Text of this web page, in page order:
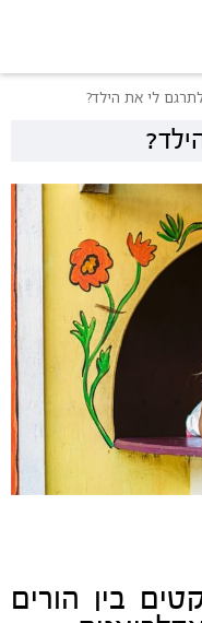
לי את הילד?
בין הורים